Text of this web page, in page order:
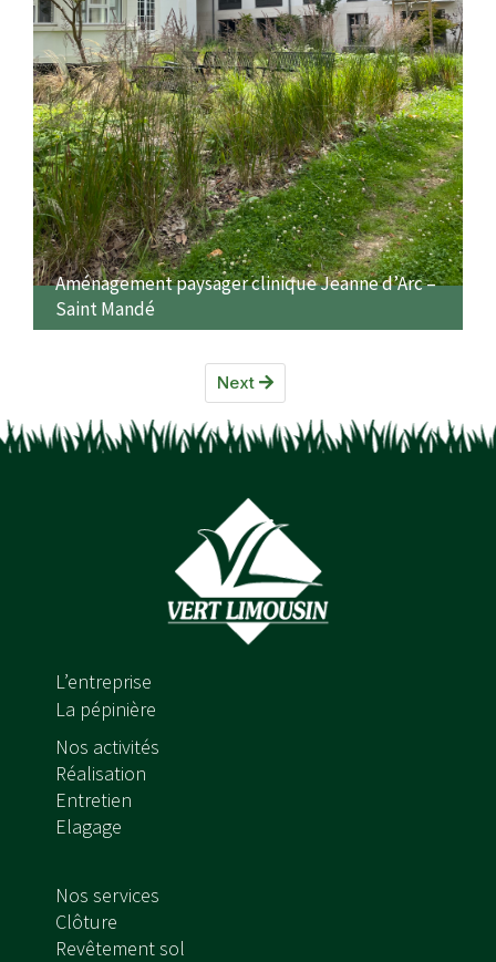
Aménagement paysager clinique Jeanne d’Arc –
Saint Mandé
Dans le cadre de la restructuration de la Clinique Jeanne
d'Arc, nos équipes ont planté plus de 110 arbres - 2400
arbustes - 10 500 plantes […]
Next
L’entreprise
La pépinière
Nos activités
Réalisation
Entretien
Elagage
Nos services
Clôture
Revêtement sol